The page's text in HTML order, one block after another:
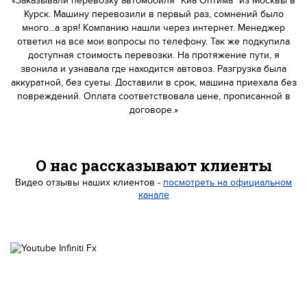
Курск. Машину перевозили в первый раз, сомнений было
много...а зря! Компанию нашли через интернет. Менеджер
ответил на все мои вопросы по телефону. Так же подкупила
доступная стоимость перевозки. На протяжение пути, я
звонила и узнавала где находится автовоз. Разгрузка была
аккуратной, без суеты. Доставили в срок, машина приехала без
повреждений. Оплата соответствовала цене, прописанной в
договоре.»
О нас рассказывают клиенты
Видео отзывы наших клиентов - посмотреть на официальном
канале